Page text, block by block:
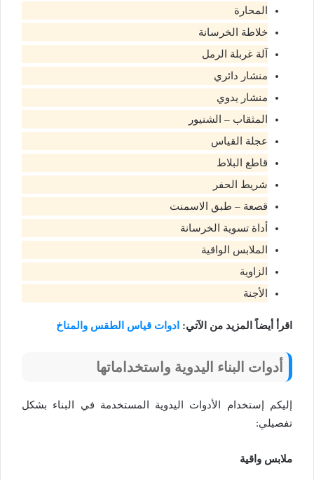
المحارة
خلاطة الخرسانة
آلة غربلة الرمل
منشار دائري
منشار يدوي
المثقاب – الشنيور
عجلة القياس
قاطع البلاط
شريط الحفر
قصعة – طبق الاسمنت
أداة تسوية الخرسانة
الملابس الواقية
الزاوية
الأجنة
اقرأ أيضاً المزيد من الآتي: ادوات قياس الطقس والمناخ
أدوات البناء اليدوية واستخداماتها
إليكم إستخدام الأدوات اليدوية المستخدمة في البناء بشكل
تفصيلي:
ملابس واقية